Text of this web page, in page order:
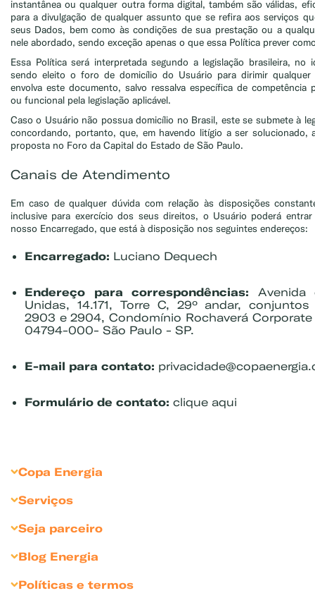
instantânea ou qualquer outra forma digital, também são válidas,
para a divulgação de qualquer assunto que se refira aos serviços
seus Dados, bem como às condições de sua prestação ou a
nele abordado, sendo exceção apenas o que essa Política prever
Essa Política será interpretada segundo a legislação brasileira, no
sendo eleito o foro de domicílio do Usuário para dirimir qualquer
envolva este documento, salvo ressalva específica de competência
ou funcional pela legislação aplicável.
Caso o Usuário não possua domicílio no Brasil, este se submete à
concordando, portanto, que, em havendo litígio a ser solucionado,
proposta no Foro da Capital do Estado de São Paulo.
Canais de Atendimento
Em caso de qualquer dúvida com relação às disposições
inclusive para exercício dos seus direitos, o Usuário poderá
nosso Encarregado, que está à disposição nos seguintes endereços:
Encarregado: Luciano Dequech
Endereço para correspondências: Avenida
Unidas, 14.171, Torre C, 29º andar,
2903 e 2904, Condomínio Rochaverá Corporate
04794-000- São Paulo - SP.
E-mail para contato:
Formulário de contato: clique aqui
Copa Energia
Liquigás
Compliance
Serviços
Gás para Comércios
Gás para Indústrias
Seja parceiro
Divulgue sua marca
Blog Energia
Políticas e termos